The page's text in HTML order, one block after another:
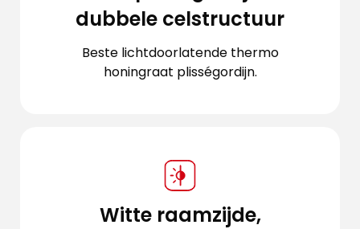
dubbele celstructuur
Beste lichtdoorlatende thermo
honingraat plisségordijn.
Witte raamzijde,